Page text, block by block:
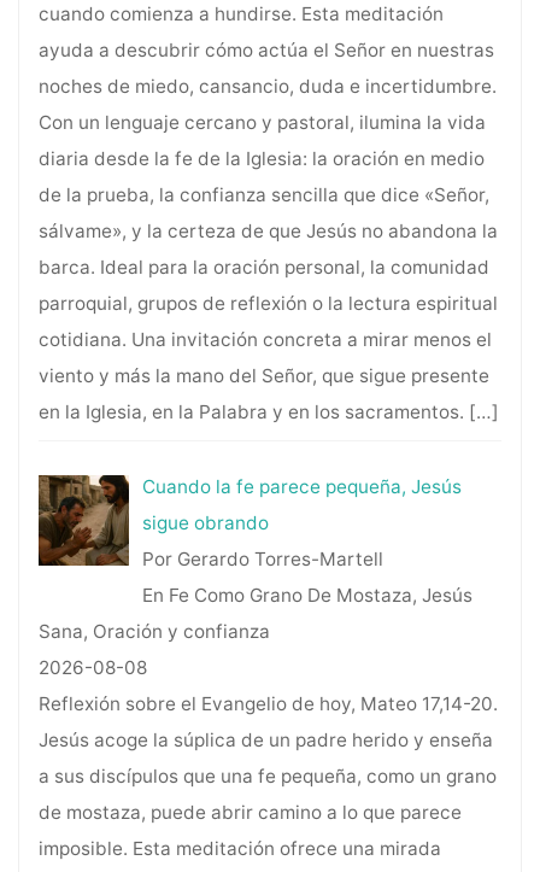
cuando comienza a hundirse. Esta meditación
ayuda a descubrir cómo actúa el Señor en nuestras
noches de miedo, cansancio, duda e incertidumbre.
Con un lenguaje cercano y pastoral, ilumina la vida
diaria desde la fe de la Iglesia: la oración en medio
de la prueba, la confianza sencilla que dice «Señor,
sálvame», y la certeza de que Jesús no abandona la
barca. Ideal para la oración personal, la comunidad
parroquial, grupos de reflexión o la lectura espiritual
cotidiana. Una invitación concreta a mirar menos el
viento y más la mano del Señor, que sigue presente
en la Iglesia, en la Palabra y en los sacramentos. […]
Cuando la fe parece pequeña, Jesús
sigue obrando
Por Gerardo Torres-Martell
En Fe Como Grano De Mostaza, Jesús
Sana, Oración y confianza
2026-08-08
Reflexión sobre el Evangelio de hoy, Mateo 17,14-20.
Jesús acoge la súplica de un padre herido y enseña
a sus discípulos que una fe pequeña, como un grano
de mostaza, puede abrir camino a lo que parece
imposible. Esta meditación ofrece una mirada